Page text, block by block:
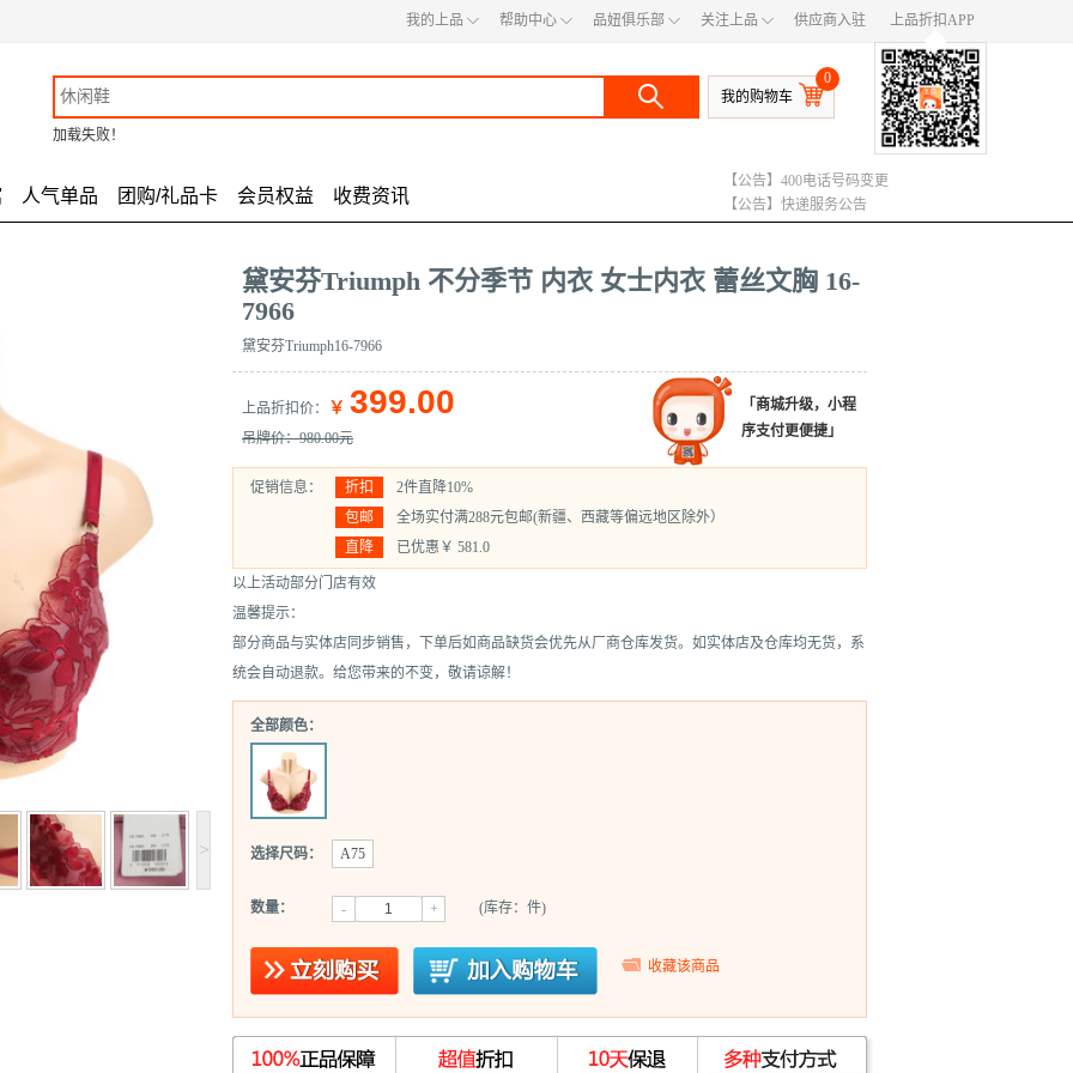
我的上品 ◇ 帮助中心 ◇ 品妞俱乐部 ◇ 关注上品 ◇ 供应商入驻 上品折扣APP
我的购物车
0
加载失败！
◆
人气单品 团购/礼品卡 会员权益 收费资讯
【公告】400电话号码变更
【公告】快递服务公告
>
黛安芬Triumph 不分季节 内衣 女士内衣 蕾丝文胸 16-
7966
黛安芬Triumph16-7966
上品折扣价： ￥ 399.00
吊牌价：980.00元
「商城升级，小程
序支付更便捷」
促销信息： 折扣
2件直降10%
包邮
全场实付满288元包邮(新疆、西藏等偏远地区除外）
直降
已优惠￥ 581.0
以上活动部分门店有效
温馨提示：
部分商品与实体店同步销售，下单后如商品缺货会优先从厂商仓库发货。如实体店及仓库均无货，系
统会自动退款。给您带来的不变，敬请谅解！
全部颜色：
选择尺码： A75
数量： - + (库存：件)
收藏该商品